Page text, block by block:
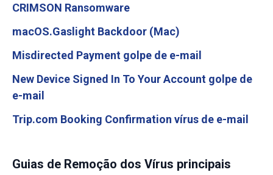
CRIMSON Ransomware
macOS.Gaslight Backdoor (Mac)
Misdirected Payment golpe de e-mail
New Device Signed In To Your Account golpe de
e-mail
Trip.com Booking Confirmation vírus de e-mail
Guias de Remoção dos Vírus principais